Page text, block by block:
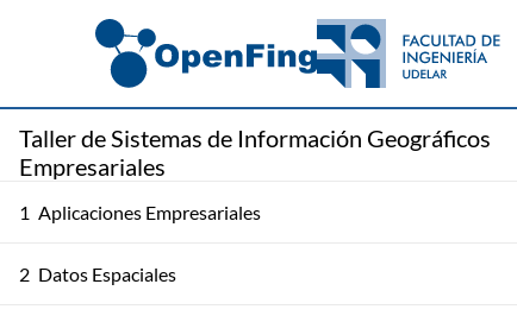
Taller de Sistemas de Información Geográficos
Empresariales
1 Aplicaciones Empresariales
2 Datos Espaciales